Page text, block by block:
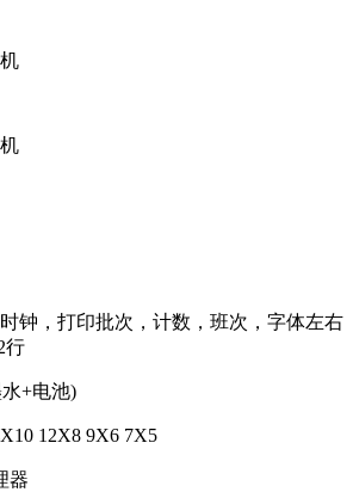
钟，打印批次，计数，班次，字体左右
行
+电池)
12X8 9X6 7X5
器